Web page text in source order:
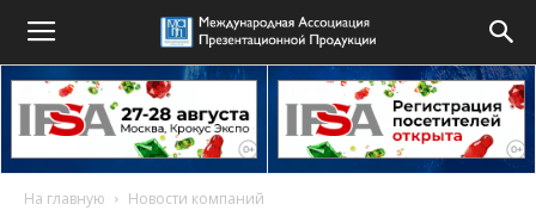
На главную Новости компаний